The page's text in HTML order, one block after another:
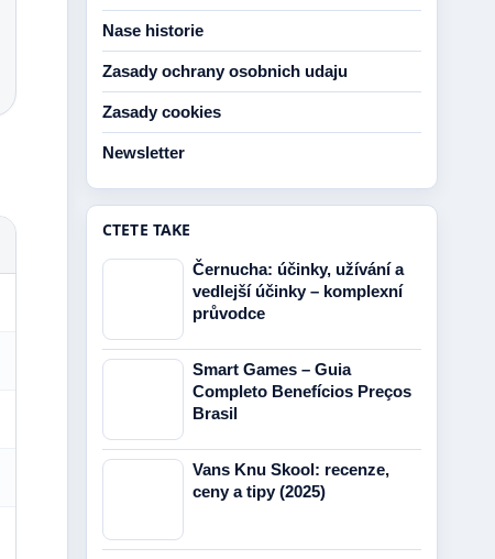
Nase historie
Zasady ochrany osobnich udaju
Zasady cookies
Newsletter
CTETE TAKE
Černucha: účinky, užívání a
vedlejší účinky – komplexní
průvodce
Smart Games – Guia
Completo Benefícios Preços
Brasil
Vans Knu Skool: recenze,
ceny a tipy (2025)